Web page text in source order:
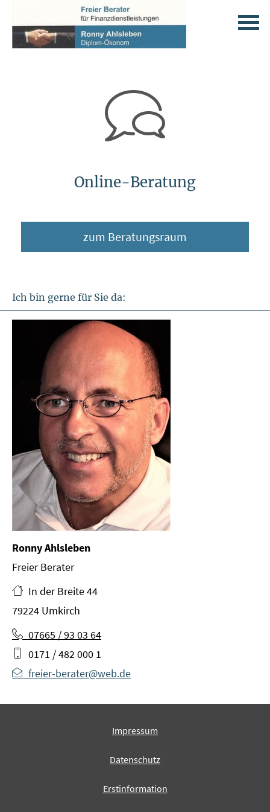
Online-Beratung
zum Beratungsraum
Ich bin gerne für Sie da:
Ronny Ahlsleben
Freier Berater
In der Breite 44
79224 Umkirch
07665 / 93 03 64
0171 / 482 000 1
freier-berater@web.de
Impressum
Datenschutz
Erstinformation